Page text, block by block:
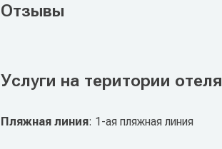
Отзывы
Услуги на територии отеля
Пляжная линия: 1-ая пляжная линия